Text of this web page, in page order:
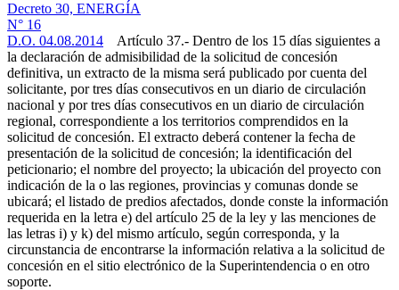
Decreto 30, ENERGÍA
N° 16
D.O. 04.08.2014 Artículo 37.- Dentro de los 15 días siguientes a
la declaración de admisibilidad de la solicitud de concesión
definitiva, un extracto de la misma será publicado por cuenta del
solicitante, por tres días consecutivos en un diario de circulación
nacional y por tres días consecutivos en un diario de circulación
regional, correspondiente a los territorios comprendidos en la
solicitud de concesión. El extracto deberá contener la fecha de
presentación de la solicitud de concesión; la identificación del
peticionario; el nombre del proyecto; la ubicación del proyecto con
indicación de la o las regiones, provincias y comunas donde se
ubicará; el listado de predios afectados, donde conste la información
requerida en la letra e) del artículo 25 de la ley y las menciones de
las letras i) y k) del mismo artículo, según corresponda, y la
circunstancia de encontrarse la información relativa a la solicitud de
concesión en el sitio electrónico de la Superintendencia o en otro
soporte.